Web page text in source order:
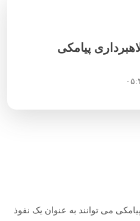
پیامکی
می توانند به عنوان یک نفوذ